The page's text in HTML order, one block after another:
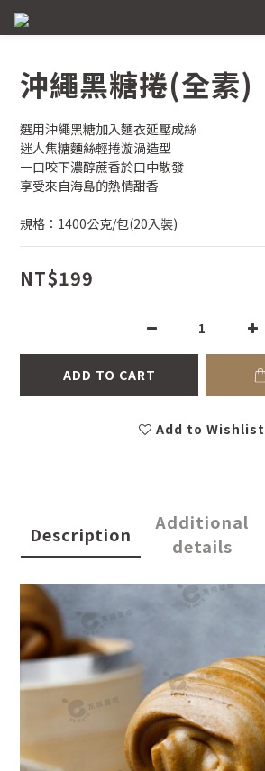
沖繩黑糖捲(全素)
選用沖繩黑糖加入麵衣延壓成絲
迷人焦糖麵絲輕捲漩渦造型
一口咬下濃醇蔗香於口中散發
享受來自海島的熱情甜香
規格：1400公克/包(20入裝)
NT$199
ADD TO CART
Add to Wishlist
Description
Additional
details